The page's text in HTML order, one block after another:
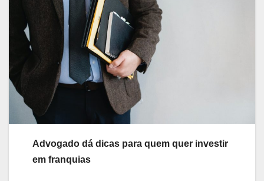
Advogado dá dicas para quem quer investir
em franquias